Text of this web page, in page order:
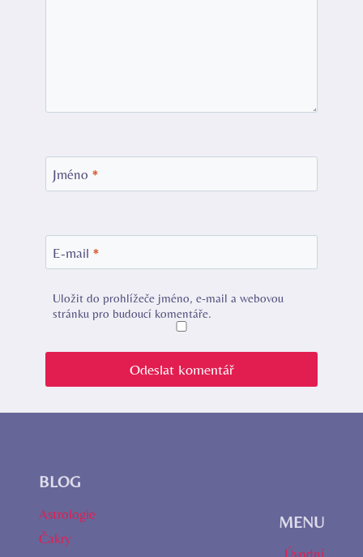
Jméno *
E-mail *
Uložit do prohlížeče jméno, e-mail a webovou
stránku pro budoucí komentáře.
BLOG
Astrologie
Čakry
MENU